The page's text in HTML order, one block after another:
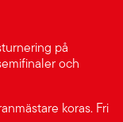
på
och
koras. Fri